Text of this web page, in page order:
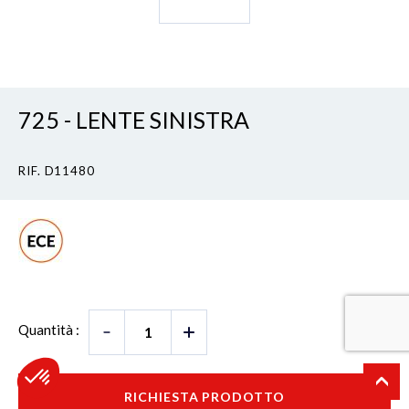
725 - LENTE SINISTRA
RIF. D11480
Quantità :
RICHIESTA PRODOTTO